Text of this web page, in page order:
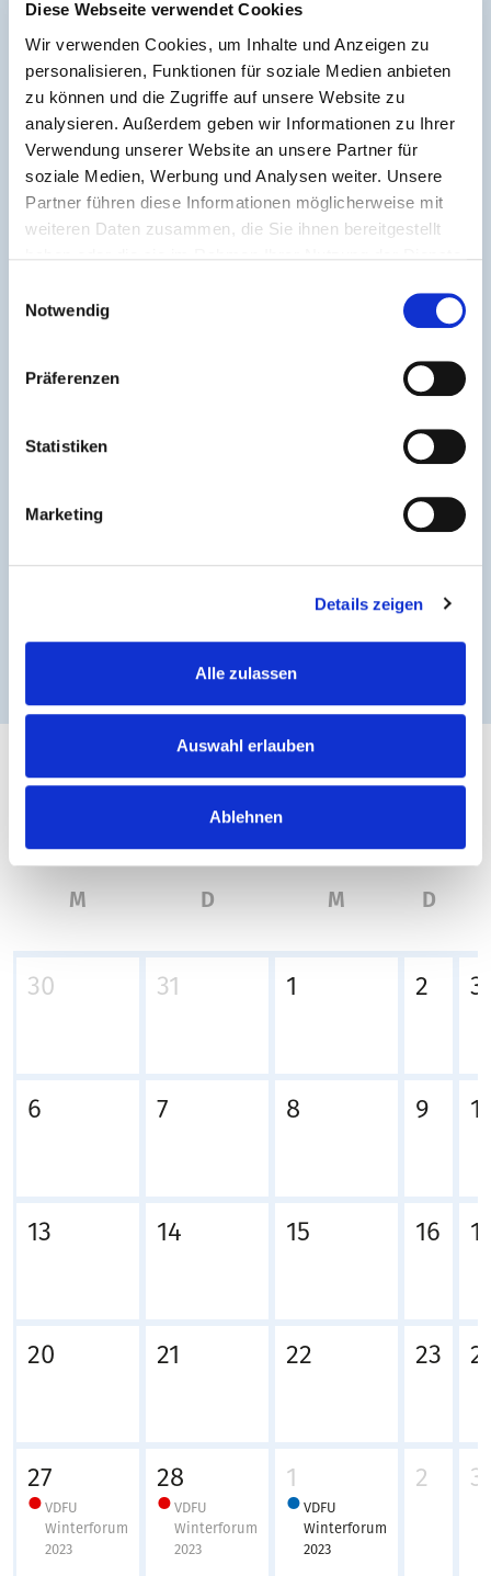
Diese Webseite verwendet Cookies
Wir verwenden Cookies, um Inhalte und Anzeigen zu
personalisieren, Funktionen für soziale Medien anbieten
zu können und die Zugriffe auf unsere Website zu
analysieren. Außerdem geben wir Informationen zu Ihrer
Verwendung unserer Website an unsere Partner für
soziale Medien, Werbung und Analysen weiter. Unsere
Partner führen diese Informationen möglicherweise mit
weiteren Daten zusammen, die Sie ihnen bereitgestellt
Notwendig
Präferenzen
Statistiken
Marketing
Details zeigen
Alle zulassen
Auswahl erlauben
Ablehnen
Verband Deutscher
Freizeitparks und
Freizeitunternehmen e.V.
(VDFU)
+49 30 233606730
info@vdfu.org
Februar 2023
M D M D
30 31 1 2 3
6 7 8 9
13 14 15 16
20 21 22 23
27
VDFU
Winterforum
2023
28
VDFU
Winterforum
2023
1
VDFU
Winterforum
2023
2 3